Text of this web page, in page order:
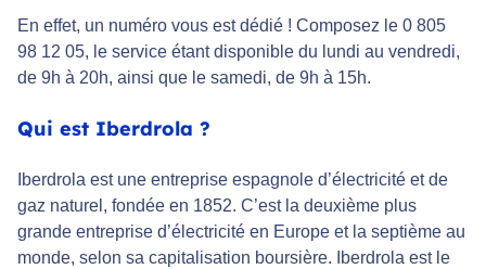
En effet, un numéro vous est dédié ! Composez le 0 805
98 12 05, le service étant disponible du lundi au vendredi,
de 9h à 20h, ainsi que le samedi, de 9h à 15h.
Qui est Iberdrola ?
Iberdrola est une entreprise espagnole d’électricité et de
gaz naturel, fondée en 1852. C’est la deuxième plus
grande entreprise d’électricité en Europe et la septième au
monde, selon sa capitalisation boursière. Iberdrola est le